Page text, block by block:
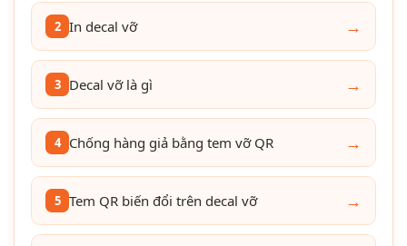
2 In decal vỡ →
3 Decal vỡ là gì →
4 Chống hàng giả bằng tem vỡ QR →
5 Tem QR biến đổi trên decal vỡ →